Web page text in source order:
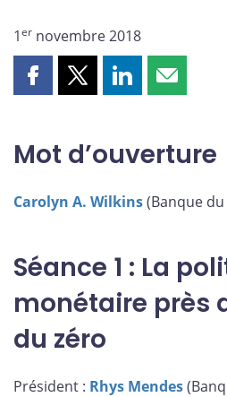
1er novembre 2018
Partager
sur
Facebook
Partager
sur
X
Partager
sur
LinkedIn
Partager
par
courriel
Mot d’ouverture
Carolyn A. Wilkins(Banque du
Séance 1 : La
monétaire près
du zéro
Président : Rhys Mendes